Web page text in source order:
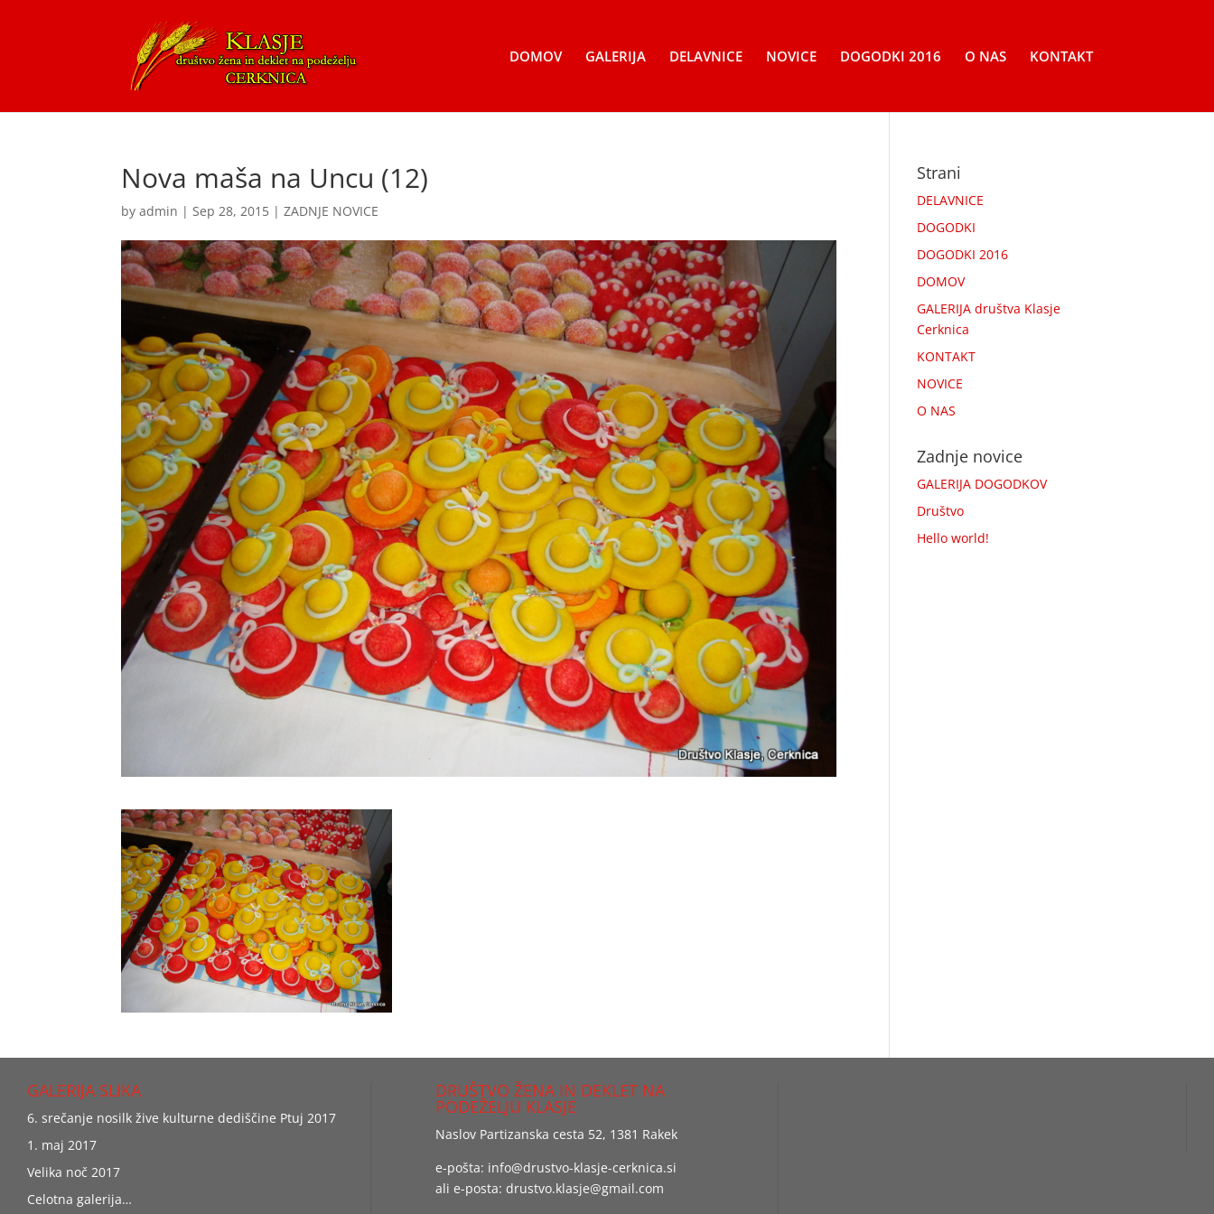
DOMOV GALERIJA DELAVNICE NOVICE DOGODKI 2016 O NAS KONTAKT
Nova maša na Uncu (12)
byadmin |Sep 28, 2015 |ZADNJE NOVICE
Strani
DELAVNICE
DOGODKI
DOGODKI 2016
DOMOV
GALERIJA društva Klasje
Cerknica
KONTAKT
NOVICE
O NAS
Zadnje novice
GALERIJA DOGODKOV
Društvo
Hello world!
GALERIJA SLIKA
6. srečanje nosilk žive kulturne dediščine Ptuj 2017
1. maj 2017
Velika noč 2017
Celotna galerija…
DRUŠTVO ŽENA IN DEKLET NA
PODEŽELJU KLASJE
Naslov Partizanska cesta 52, 1381 Rakek
e-pošta: info@drustvo-klasje-cerknica.si
ali e-posta: drustvo.klasje@gmail.com